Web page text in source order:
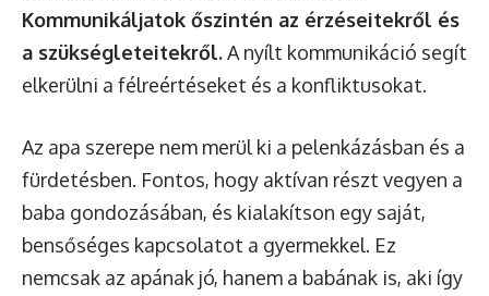
Kommunikáljatok őszintén az érzéseitekről és
a szükségleteitekről.A nyílt kommunikáció segít
elkerülni a félreértéseket és a konfliktusokat.
Az apa szerepe nem merül ki a pelenkázásban és a
fürdetésben. Fontos, hogy aktívan részt vegyen a
baba gondozásában, és kialakítson egy saját,
bensőséges kapcsolatot a gyermekkel. Ez
nemcsak az apának jó, hanem a babának is, aki így